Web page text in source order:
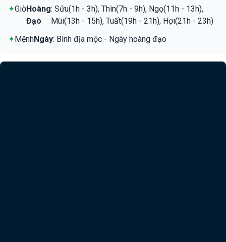
✦GiờHoàng
Đạo
: Sửu(1h - 3h), Thìn(7h - 9h), Ngọ(11h - 13h),
Mùi(13h - 15h), Tuất(19h - 21h), Hợi(21h - 23h)
✦MệnhNgày: Bình địa mộc - Ngày hoàng đạo